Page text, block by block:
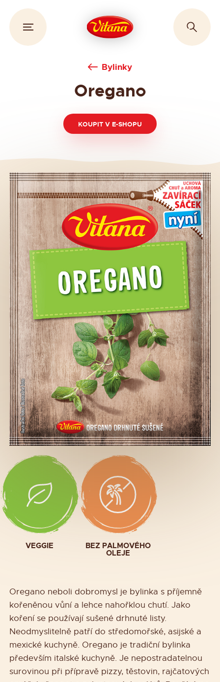
Bylinky
Oregano
KOUPIT V E-SHOPU
VEGGIE BEZ PALMOVÉHO
OLEJE
Oregano neboli dobromysl je bylinka s příjemně
kořeněnou vůní a lehce nahořklou chutí. Jako
koření se používají sušené drhnuté listy.
Neodmyslitelně patří do středomořské, asijské a
mexické kuchyně. Oregano je tradiční bylinka
především italské kuchyně. Je nepostradatelnou
surovinou při přípravě pizzy, těstovin, rajčatových